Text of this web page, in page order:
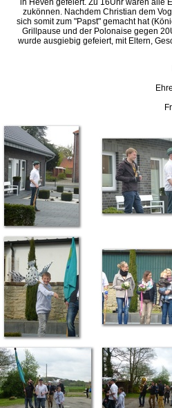
in Heven gefeiert. Zu 16Uhr waren alle
zukönnen. Nachdem Christian dem
sich somit zum "Papst" gemacht hat
Grillpause und der Polonaise gegen
wurde ausgiebig gefeiert, mit Eltern,